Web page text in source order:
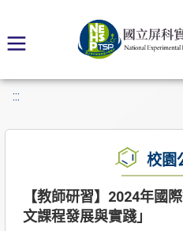
:::
校園
【教師研習】2024年國
文課程發展與實踐」